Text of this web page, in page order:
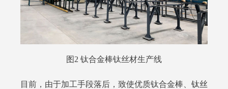
图2 钛合金棒钛丝材生产线
目前，由于加工手段落后，致使优质钛合金棒、 钛丝